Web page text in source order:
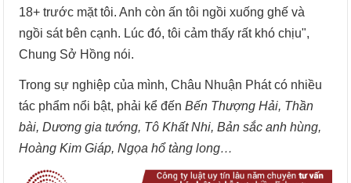
18+ trước mặt tôi. Anh còn ấn tôi ngồi xuống ghế và
ngồi sát bên cạnh. Lúc đó, tôi cảm thấy rất khó chịu",
Chung Sở Hồng nói.
Trong sự nghiệp của mình, Châu Nhuận Phát có nhiều
tác phẩm nổi bật, phải kể đếnBến Thượng Hải, Thần
bài, Dương gia tướng, Tô Khất Nhi, Bản sắc anh hùng,
Hoàng Kim Giáp, Ngọa hổ tàng long…